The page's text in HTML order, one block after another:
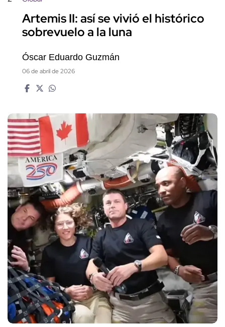
Artemis II: así se vivió el histórico
sobrevuelo a la luna
Óscar Eduardo Guzmán
06 de abril de 2026